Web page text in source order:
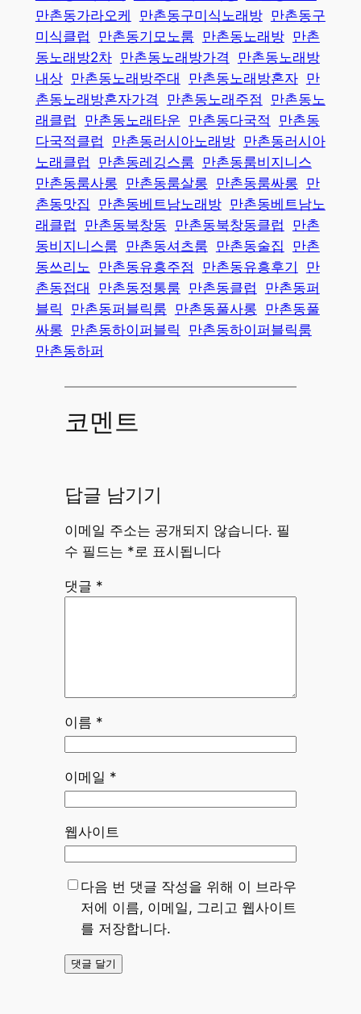
만촌동가라오케
만촌동구미식노래방 만촌동구
미식클럽
만촌동기모노룸 만촌동노래방 만촌
동노래방2차 만촌동노래방가격
만촌동노래방
내상 만촌동노래방주대 만촌동노래방혼자 만
촌동노래방혼자가격
만촌동노래주점
만촌동노
래클럽
만촌동노래타운 만촌동다국적
만촌동
다국적클럽
만촌동러시아노래방 만촌동러시아
노래클럽
만촌동레깅스룸 만촌동룸비지니스
만촌동룸사롱 만촌동룸살롱 만촌동룸싸롱 만
촌동맛집
만촌동베트남노래방 만촌동베트남노
래클럽
만촌동북창동 만촌동북창동클럽
만촌
동비지니스룸 만촌동셔츠룸 만촌동술집
만촌
동쓰리노
만촌동유흥주점 만촌동유흥후기
만
촌동접대
만촌동정통룸 만촌동클럽
만촌동퍼
블릭
만촌동퍼블릭룸 만촌동풀사롱 만촌동풀
싸롱 만촌동하이퍼블릭
만촌동하이퍼블릭룸
만촌동하퍼
코멘트
답글 남기기
이메일 주소는 공개되지 않습니다. 필
수 필드는 *로 표시됩니다
댓글 *
이름 *
이메일 *
웹사이트
다음 번 댓글 작성을 위해 이 브라우
저에 이름, 이메일, 그리고 웹사이트
를 저장합니다.